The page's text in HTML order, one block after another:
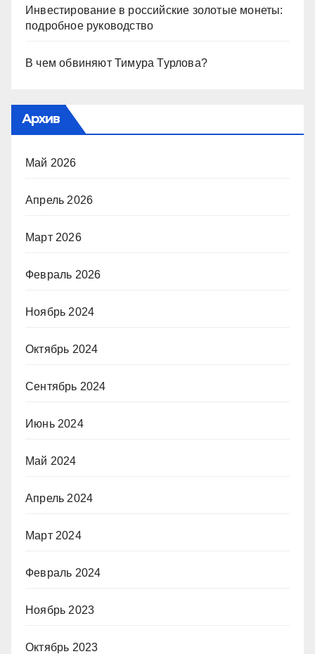
Инвестирование в российские золотые монеты:
подробное руководство
В чем обвиняют Тимура Турлова?
Архив
Май 2026
Апрель 2026
Март 2026
Февраль 2026
Ноябрь 2024
Октябрь 2024
Сентябрь 2024
Июнь 2024
Май 2024
Апрель 2024
Март 2024
Февраль 2024
Ноябрь 2023
Октябрь 2023